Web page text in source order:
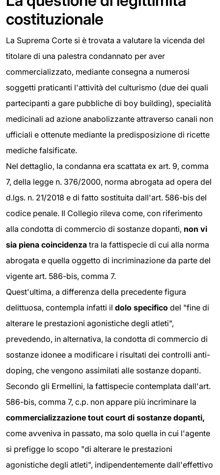
costituzionale
La Suprema Corte si è trovata a valutare la vicenda del
titolare di una palestra condannato per aver
commercializzato, mediante consegna a numerosi
soggetti praticanti l'attività del culturismo (due dei quali
partecipanti a gare pubbliche di boy building), specialità
medicinali ad azione anabolizzante attraverso canali non
ufficiali e ottenute mediante la predisposizione di ricette
mediche falsificate.
Nel dettaglio, la condanna era scattata ex art. 9, comma
7, della legge n. 376/2000, norma abrogata ad opera del
d.lgs. n. 21/2018 e di fatto sostituita dall'art. 586-bis del
codice penale. Il Collegio rileva come, con riferimento
alla condotta di commercio di sostanze dopanti, non vi
sia piena coincidenza tra la fattispecie di cui alla norma
abrogata e quella oggetto di incriminazione da parte del
vigente art. 586-bis, comma 7.
Quest'ultima, a differenza della precedente figura
delittuosa, contempla infatti il dolo specifico del "fine di
alterare le prestazioni agonistiche degli atleti",
prevedendo, in alternativa, la condotta di commercio di
sostanze idonee a modificare i risultati dei controlli anti-
doping, che vengono assimilati alle sostanze dopanti.
Secondo gli Ermellini, la fattispecie contemplata dall'art.
586-bis, comma 7, c.p. non appare più incriminare la
commercializzazione tout court di sostanze dopanti,
come avveniva in passato, ma solo quella in cui l'agente
si prefigge lo scopo "di alterare le prestazioni
agonistiche degli atleti", indipendentemente dall'effettivo